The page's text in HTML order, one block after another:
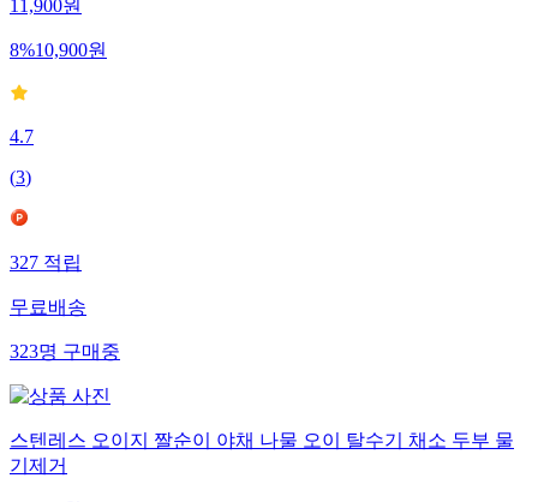
11,900원
8%10,900원
4.7
(3)
327적립
무료배송
323명구매중
스텐레스 오이지 짤순이 야채 나물 오이 탈수기 채소 두부 물
기제거